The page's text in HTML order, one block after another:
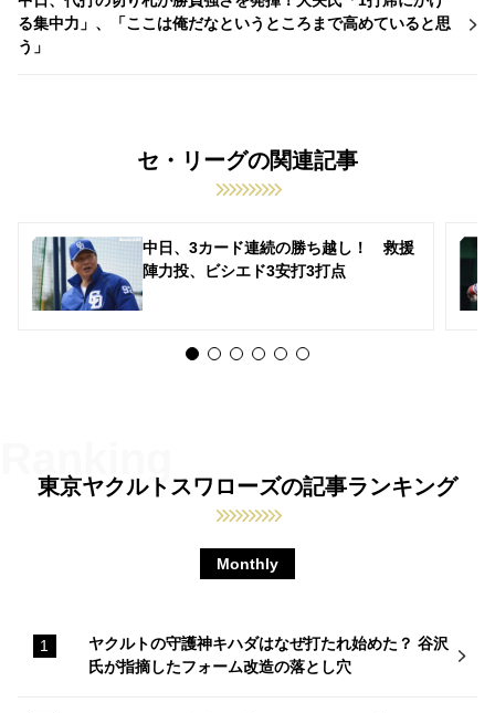
る集中力」、「ここは俺だなというところまで高めていると思
う」
セ・リーグの関連記事
中日、3カード連続の勝ち越し！ 救援
陣力投、ビシエド3安打3打点
東京ヤクルトスワローズの記事ランキング
Monthly
ヤクルトの守護神キハダはなぜ打たれ始めた？ 谷沢
氏が指摘したフォーム改造の落とし穴